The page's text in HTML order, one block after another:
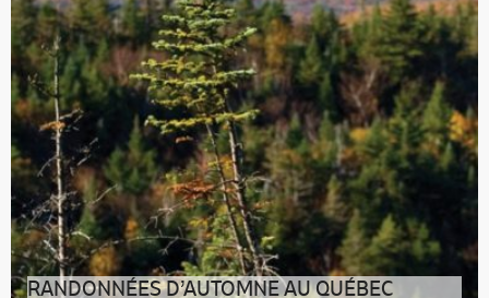
RANDONNÉES D’AUTOMNE AU QUÉBEC